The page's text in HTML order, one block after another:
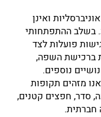
ואינן
בשלב ההתפתחותי
פועלות לצד
ברכישת השפה,
נוספים.
מזהים תקופות
סדר, חפצים קטנים,
חברתית.